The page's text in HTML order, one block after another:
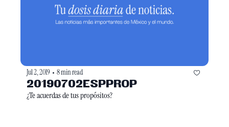
Jul 2, 2019 • 8 min read
20190702ESPPROP
¿Te acuerdas de tus propósitos?